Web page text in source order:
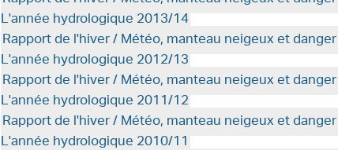
L'année hydrologique 2013/14
Rapport de l'hiver / Météo, manteau neigeux et
L'année hydrologique 2012/13
Rapport de l'hiver / Météo, manteau neigeux et
L'année hydrologique 2011/12
Rapport de l'hiver / Météo, manteau neigeux et
L'année hydrologique 2010/11